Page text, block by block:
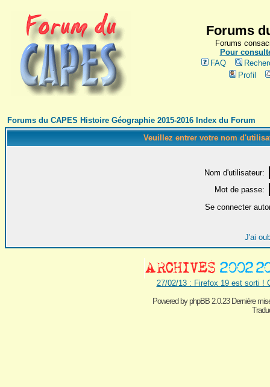
Forums
Forums
Pour
FAQ
Profil
Forums du CAPES Histoire Géographie 2015-2016 Index du Forum
Veuillez entrer votre nom
Nom d'utilisateur:
Mot de passe:
Se connecter
J'ai
27/02/13 : Firefox 19 est sorti !
Powered byphpBB 2.0.23 Dernière